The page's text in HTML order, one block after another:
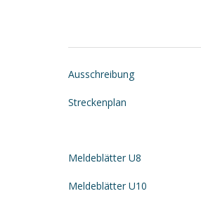
Ausschreibung
Streckenplan
Meldeblätter U8
Meldeblätter U10